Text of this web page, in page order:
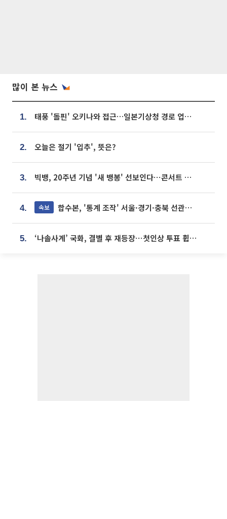
많이 본 뉴스
1. 태풍 '돌핀' 오키나와 접근…일본기상청 경로 업데이트
2. 오늘은 절기 '입추', 뜻은?
3. 빅뱅, 20주년 기념 '새 뱅봉' 선보인다⋯콘서트 앞두고 팝업 개최
4. 속보 합수본, '통계 조작' 서울·경기·충북 선관위 등 추가 압수수색
5. ‘나솔사계’ 국화, 결별 후 재등장⋯첫인상 투표 휩쓸고 ‘인기녀’ 등극